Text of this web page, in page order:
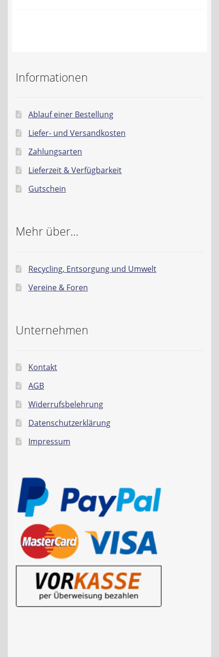
Datenschutzerklärung
Impressum
Informationen
Ablauf einer Bestellung
Liefer- und Versandkosten
Zahlungsarten
Lieferzeit & Verfügbarkeit
Gutschein
Mehr über…
Recycling, Entsorgung und Umwelt
Vereine & Foren
Unternehmen
Kontakt
AGB
Widerrufsbelehrung
Datenschutzerklärung
Impressum